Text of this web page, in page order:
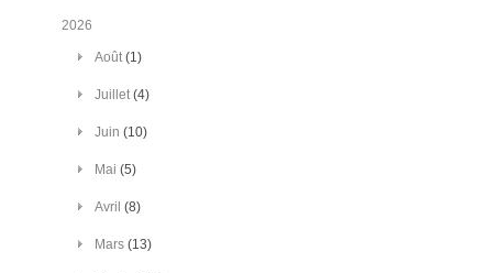
2026
Août(1)
Juillet(4)
Juin (10)
Mai (5)
Avril (8)
Mars (13)